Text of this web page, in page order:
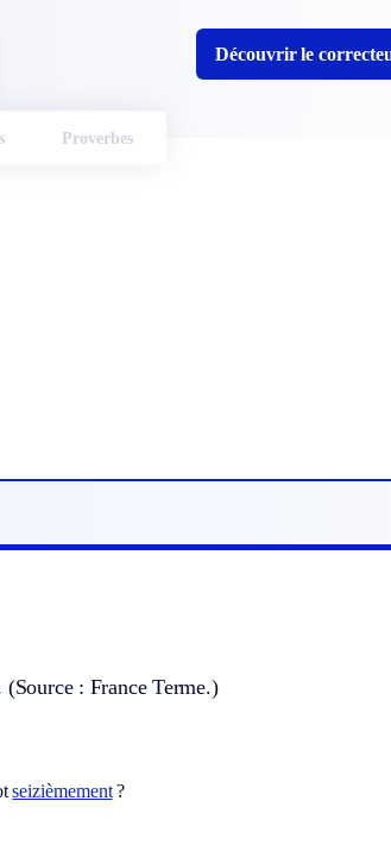
Découvrir le
Proverbes
: France Terme.)
seizièmement?